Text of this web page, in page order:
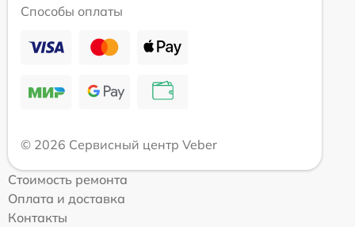
Способы оплаты
© 2026 Сервисный центр Veber
Стоимость ремонта
Оплата и доставка
Контакты